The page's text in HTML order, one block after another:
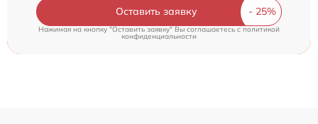
Оставить заявку
Нажимая на кнопку "Оставить заявку" Вы соглашаетесь cполитикой
конфиденциальности